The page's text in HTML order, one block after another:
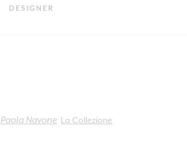
DESIGNER
Paola Navone La Collezione